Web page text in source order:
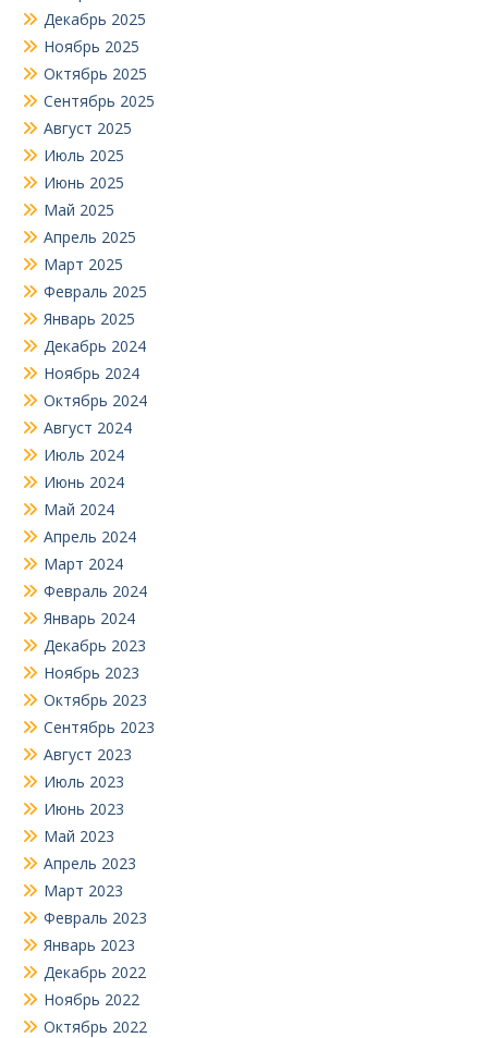
Декабрь 2025
Ноябрь 2025
Октябрь 2025
Сентябрь 2025
Август 2025
Июль 2025
Июнь 2025
Май 2025
Апрель 2025
Март 2025
Февраль 2025
Январь 2025
Декабрь 2024
Ноябрь 2024
Октябрь 2024
Август 2024
Июль 2024
Июнь 2024
Май 2024
Апрель 2024
Март 2024
Февраль 2024
Январь 2024
Декабрь 2023
Ноябрь 2023
Октябрь 2023
Сентябрь 2023
Август 2023
Июль 2023
Июнь 2023
Май 2023
Апрель 2023
Март 2023
Февраль 2023
Январь 2023
Декабрь 2022
Ноябрь 2022
Октябрь 2022